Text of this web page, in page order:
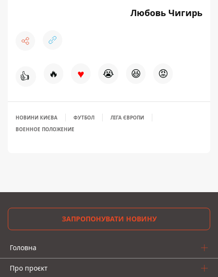
Любовь Чигирь
👍 🔥 ♥ 😭 😆 😡
НОВИНИ КИЄВА ФУТБОЛ
ЛІГА ЄВРОПИ
ВОЕННОЕ ПОЛОЖЕНИЕ
ЗАПРОПОНУВАТИ НОВИНУ
Головна
Про проєкт